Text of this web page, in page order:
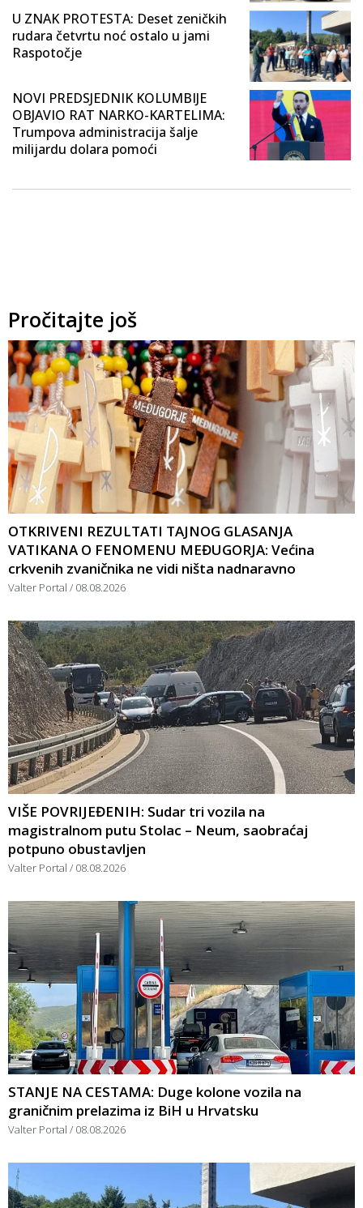
U ZNAK PROTESTA: Deset zeničkih
rudara četvrtu noć ostalo u jami
Raspotočje
NOVI PREDSJEDNIK KOLUMBIJE
OBJAVIO RAT NARKO-KARTELIMA:
Trumpova administracija šalje
milijardu dolara pomoći
Pročitajte još
OTKRIVENI REZULTATI TAJNOG GLASANJA
VATIKANA O FENOMENU MEĐUGORJA: Većina
crkvenih zvaničnika ne vidi ništa nadnaravno
Valter Portal 08.08.2026
VIŠE POVRIJEĐENIH: Sudar tri vozila na
magistralnom putu Stolac – Neum, saobraćaj
potpuno obustavljen
Valter Portal 08.08.2026
STANJE NA CESTAMA: Duge kolone vozila na
graničnim prelazima iz BiH u Hrvatsku
Valter Portal 08.08.2026